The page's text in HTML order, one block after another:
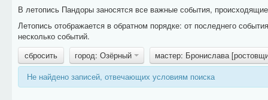
В летопись Пандоры заносятся все важные события,
Летопись отображается в обратном порядке: от последнего
несколько событий.
сбросить
город: Озёрный
мастер: Бронислава
Не найдено записей, отвечающих условиям поиска